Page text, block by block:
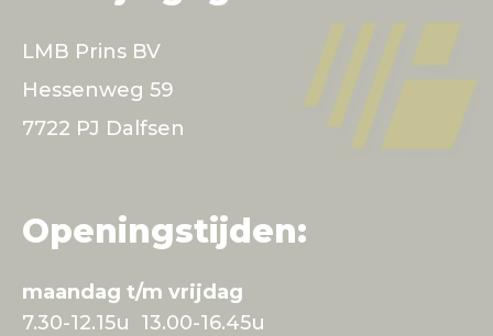
LMB Prins BV
Hessenweg 59
7722 PJ Dalfsen
Openingstijden:
maandag t/m vrijdag
7.30-12.15u 13.00-16.45u